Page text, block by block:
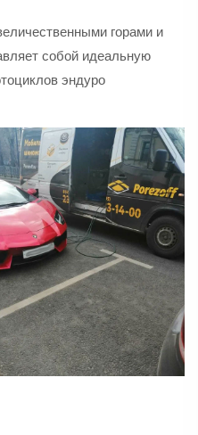
горами и
собой идеальную
эндуро